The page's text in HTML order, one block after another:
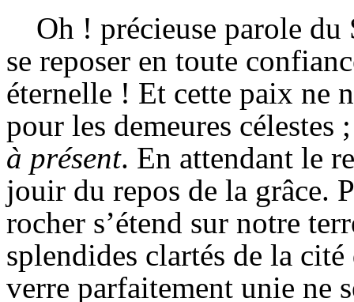
Oh ! précieuse parole du
se reposer en toute
éternelle ! Et cette paix ne
pour les demeures
à présent. En attendant le
jouir du repos de la grâce.
rocher s’étend sur notre
splendides clartés de la
verre parfaitement unie ne